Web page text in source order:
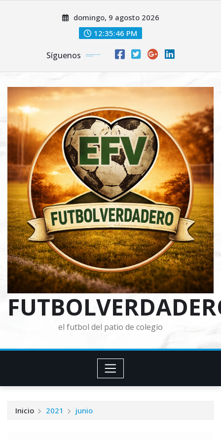
domingo, 9 agosto 2026
12:35:47 PM
Síguenos
el futbol del patio de colegio
Inicio 2021 junio